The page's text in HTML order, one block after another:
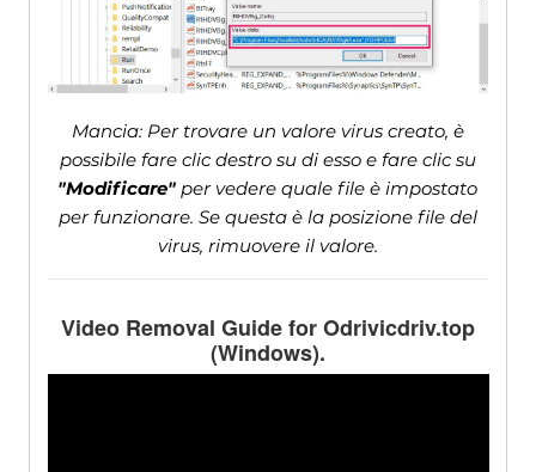
Mancia: Per trovare un valore virus creato, è
possibile fare clic destro su di esso e fare clic su
"Modificare" per vedere quale file è impostato
per funzionare. Se questa è la posizione file del
virus, rimuovere il valore.
Video Removal Guide for Odrivicdriv.top
(Windows).